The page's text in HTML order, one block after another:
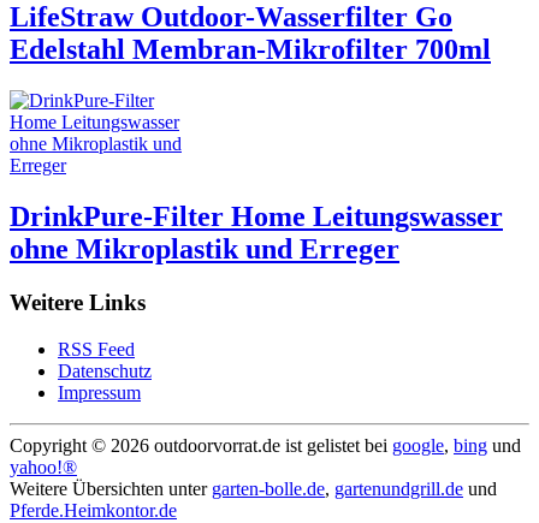
LifeStraw Outdoor-Wasserfilter Go
Edelstahl Membran-Mikrofilter 700ml
DrinkPure-Filter Home Leitungswasser
ohne Mikroplastik und Erreger
Weitere Links
RSS Feed
Datenschutz
Impressum
Copyright © 2026 outdoorvorrat.de ist gelistet bei google, bing und
yahoo!®
Weitere Übersichten unter garten-bolle.de, gartenundgrill.de und
Pferde.Heimkontor.de